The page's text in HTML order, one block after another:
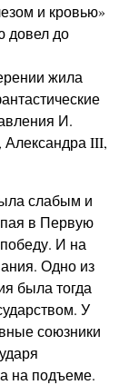
и кровью»
довел до
жила
И.
Александра III,
слабым и
в Первую
И на
Одно из
была тогда
У
союзники
на подъеме.